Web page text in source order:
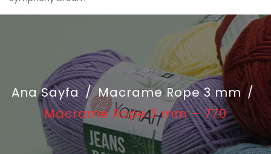
Ana Sayfa / Macrame Rope 3 mm /
Macrame Rope 3 mm – 770